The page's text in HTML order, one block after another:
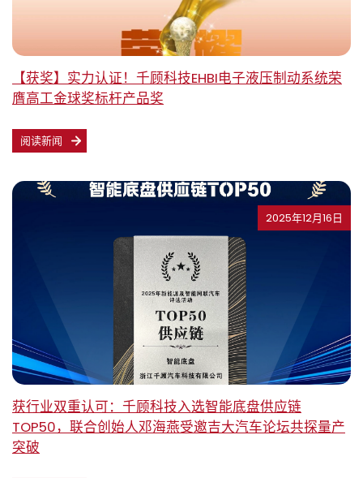
【获奖】实力认证！千顾科技EHBI电子液压制动系统荣
膺高工金球奖标杆产品奖
阅读新闻
2025年12月16日
获行业双重认可：千顾科技入选智能底盘供应链
TOP50，联合创始人邓海燕受邀吉大汽车论坛共探量产
突破